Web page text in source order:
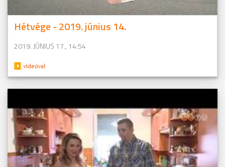
Hétvége - 2019. június 14.
2019. JÚNIUS 17., 14:54